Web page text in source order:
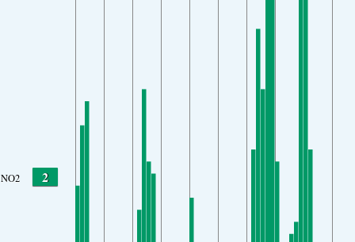
NO2 2